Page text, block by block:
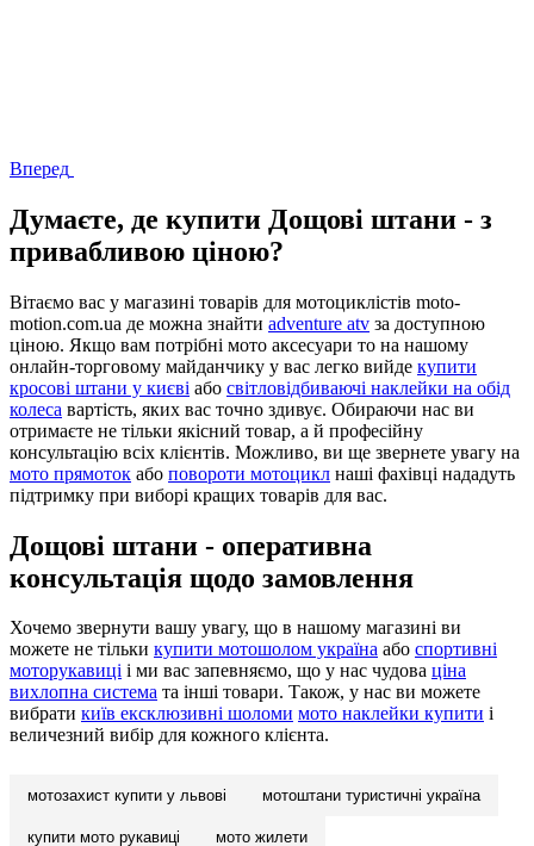
Вперед
Думаєте, де купити Дощові штани - з
привабливою ціною?
Вітаємо вас у магазині товарів для мотоциклістів moto-
motion.com.ua де можна знайти adventure atv за доступною
ціною. Якщо вам потрібні мото аксесуари то на нашому
онлайн-торговому майданчику у вас легко вийде купити
кросові штани у києві або світловідбиваючі наклейки на обід
колеса вартість, яких вас точно здивує. Обираючи нас ви
отримаєте не тільки якісний товар, а й професійну
консультацію всіх клієнтів. Можливо, ви ще звернете увагу на
мото прямоток або повороти мотоцикл наші фахівці нададуть
підтримку при виборі кращих товарів для вас.
Дощові штани - оперативна
консультація щодо замовлення
Хочемо звернути вашу увагу, що в нашому магазині ви
можете не тільки купити мотошолом україна або спортивні
моторукавиці і ми вас запевняємо, що у нас чудова ціна
вихлопна система та інші товари. Також, у нас ви можете
вибрати київ ексклюзивні шоломи мото наклейки купити і
величезний вибір для кожного клієнта.
мотозахист купити у львові мотоштани туристичні україна
купити мото рукавиці мото жилети